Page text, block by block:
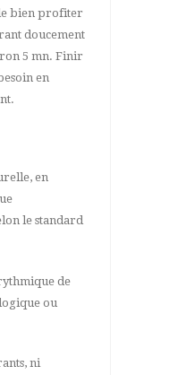
bien profiter
doucement
5 mn. Finir
en
en
le standard
de
ou
ni